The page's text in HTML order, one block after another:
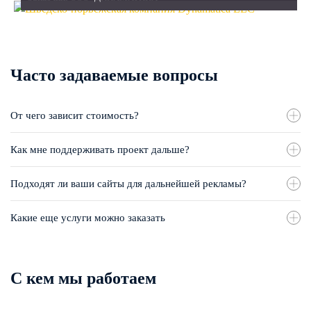
Часто задаваемые вопросы
От чего зависит стоимость?
Как мне поддерживать проект дальше?
Подходят ли ваши сайты для дальнейшей рекламы?
Какие еще услуги можно заказать
С кем мы работаем